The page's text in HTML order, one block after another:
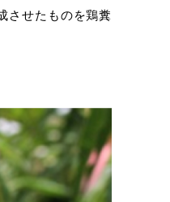
させたものを鶏糞